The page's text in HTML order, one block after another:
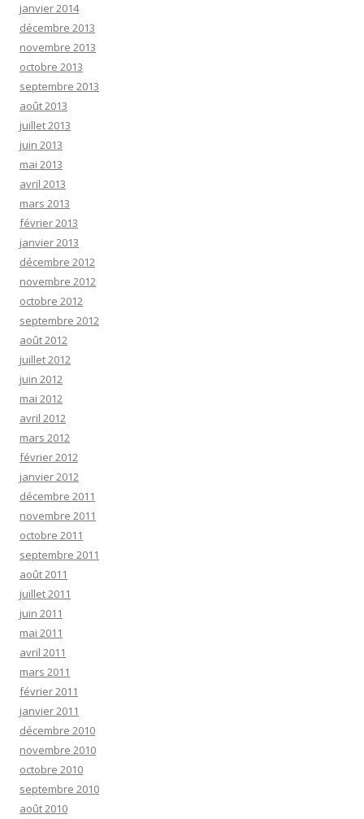
janvier 2014
décembre 2013
novembre 2013
octobre 2013
septembre 2013
août 2013
juillet 2013
juin 2013
mai 2013
avril 2013
mars 2013
février 2013
janvier 2013
décembre 2012
novembre 2012
octobre 2012
septembre 2012
août 2012
juillet 2012
juin 2012
mai 2012
avril 2012
mars 2012
février 2012
janvier 2012
décembre 2011
novembre 2011
octobre 2011
septembre 2011
août 2011
juillet 2011
juin 2011
mai 2011
avril 2011
mars 2011
février 2011
janvier 2011
décembre 2010
novembre 2010
octobre 2010
septembre 2010
août 2010